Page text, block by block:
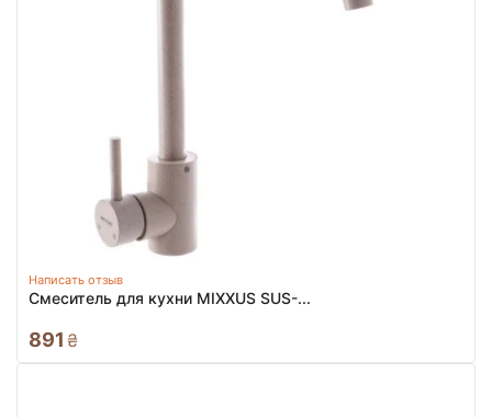
Написать отзыв
Смеситель для кухни MIXXUS SUS-...
891 ₴